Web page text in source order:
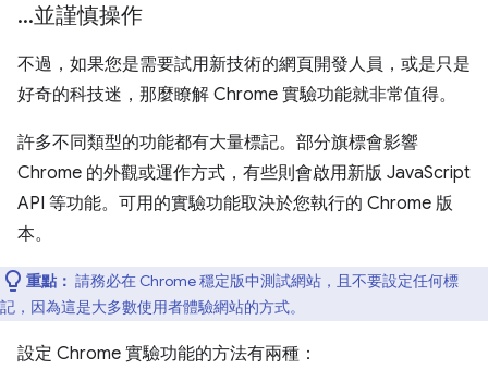
...並謹慎操作
不過，如果您是需要試用新技術的網頁開發人員，或是只是
好奇的科技迷，那麼瞭解 Chrome 實驗功能就非常值得。
許多不同類型的功能都有大量標記。部分旗標會影響
Chrome 的外觀或運作方式，有些則會啟用新版 JavaScript
API 等功能。可用的實驗功能取決於您執行的 Chrome 版
本。
重點： 請務必在 Chrome 穩定版中測試網站，且不要設定任何標
記，因為這是大多數使用者體驗網站的方式。
設定 Chrome 實驗功能的方法有兩種：